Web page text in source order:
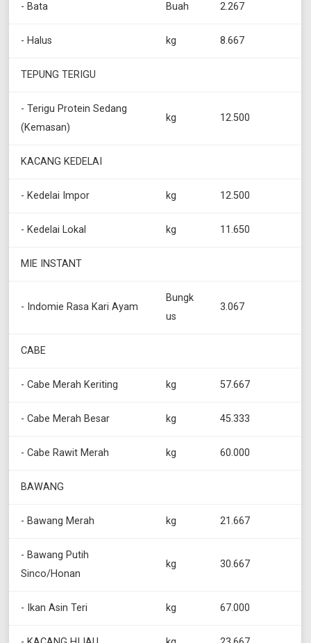
- Bata Buah 2.267
- Halus kg 8.667
TEPUNG TERIGU
- Terigu Protein Sedang
(Kemasan)
kg 12.500
KACANG KEDELAI
- Kedelai Impor kg 12.500
- Kedelai Lokal kg 11.650
MIE INSTANT
- Indomie Rasa Kari Ayam
Bungk
us
3.067
CABE
- Cabe Merah Keriting kg 57.667
- Cabe Merah Besar kg 45.333
- Cabe Rawit Merah kg 60.000
BAWANG
- Bawang Merah kg 21.667
- Bawang Putih
Sinco/Honan
kg 30.667
- Ikan Asin Teri kg 67.000